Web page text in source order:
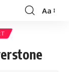
Font
Aa